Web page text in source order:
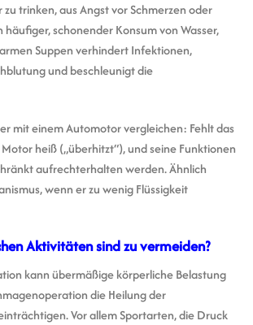
zu trinken, aus Angst vor Schmerzen oder
häufiger, schonender Konsum von Wasser,
Suppen verhindert Infektionen,
und beschleunigt die
mit einem Automotor vergleichen: Fehlt das
heiß („überhitzt“), und seine Funktionen
aufrechterhalten werden. Ähnlich
wenn er zu wenig Flüssigkeit
Aktivitäten sind zu vermeiden?
kann übermäßige körperliche Belastung
die Heilung der
Vor allem Sportarten, die Druck